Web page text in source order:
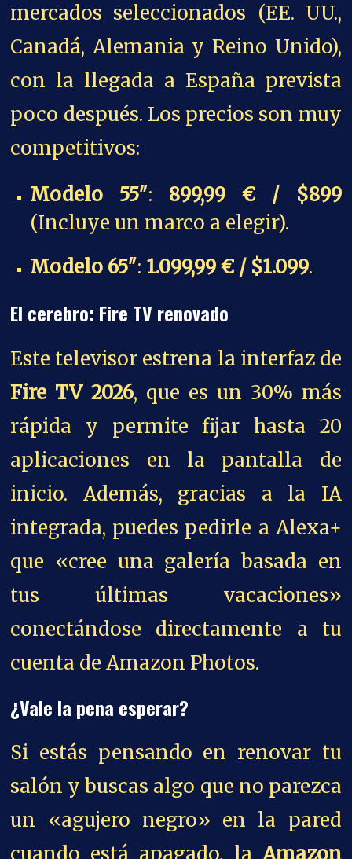
mercados seleccionados (EE. UU.,
Canadá, Alemania y Reino Unido),
con la llegada a España prevista
poco después. Los precios son muy
competitivos:
Modelo 55″: 899,99 € / $899
(Incluye un marco a elegir).
Modelo 65″: 1.099,99 € / $1.099.
El cerebro: Fire TV renovado
Este televisor estrena la interfaz de
Fire TV 2026, que es un 30% más
rápida y permite fijar hasta 20
aplicaciones en la pantalla de
inicio. Además, gracias a la IA
integrada, puedes pedirle a Alexa+
que «cree una galería basada en
tus últimas vacaciones»
conectándose directamente a tu
cuenta de Amazon Photos.
¿Vale la pena esperar?
Si estás pensando en renovar tu
salón y buscas algo que no parezca
un «agujero negro» en la pared
cuando está apagado, la Amazon